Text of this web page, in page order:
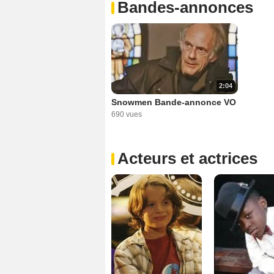
Bandes-annonces
2:04
Snowmen Bande-annonce VO
690 vues
Acteurs et actrices